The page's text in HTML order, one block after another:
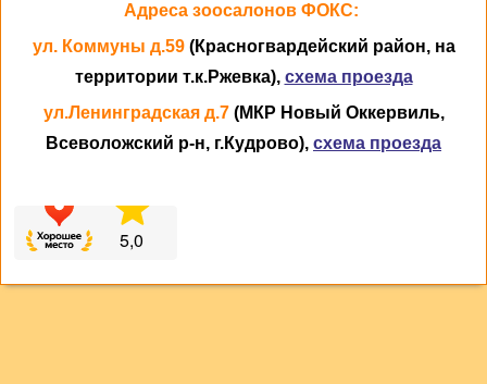
Адреса зоосалонов ФОКС:
ул. Коммуны д.59 (Красногвардейский район, на
территории т.к.Ржевка), схема проезда
ул.Ленинградская д.7 (МКР Новый Оккервиль,
Всеволожский р-н, г.Кудрово), схема проезда